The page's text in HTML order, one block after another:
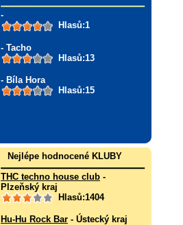
-
Hlasů:1
- Tacho
Hlasů:13
- Bíla Hora
Hlasů:15
Nejlépe hodnocené KLUBY
THC techno house club -
Plzeňský kraj
Hlasů:1404
Hu-Hu Rock Bar - Ústecký kraj